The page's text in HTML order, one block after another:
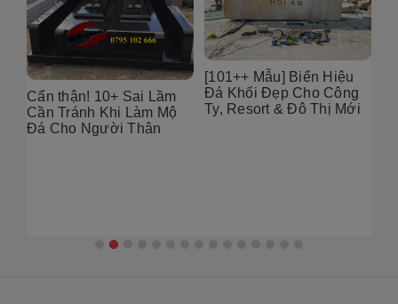
Cẩn thận! 10+ Sai Lầm
Cần Tránh Khi Làm Mộ
Đá Cho Người Thân
[101++ Mẫu] Biển Hiệu
Đá Khối Đẹp Cho Công
Ty, Resort & Đô Thị Mới